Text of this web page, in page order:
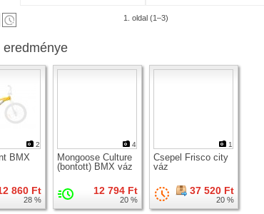
1. oldal (1–3)
eredménye
2
BMX
860 Ft
28 %
4
Mongoose Culture
(bontott) BMX váz
12 794 Ft
20 %
1
Csepel Frisco city
váz
37 520 Ft
20 %